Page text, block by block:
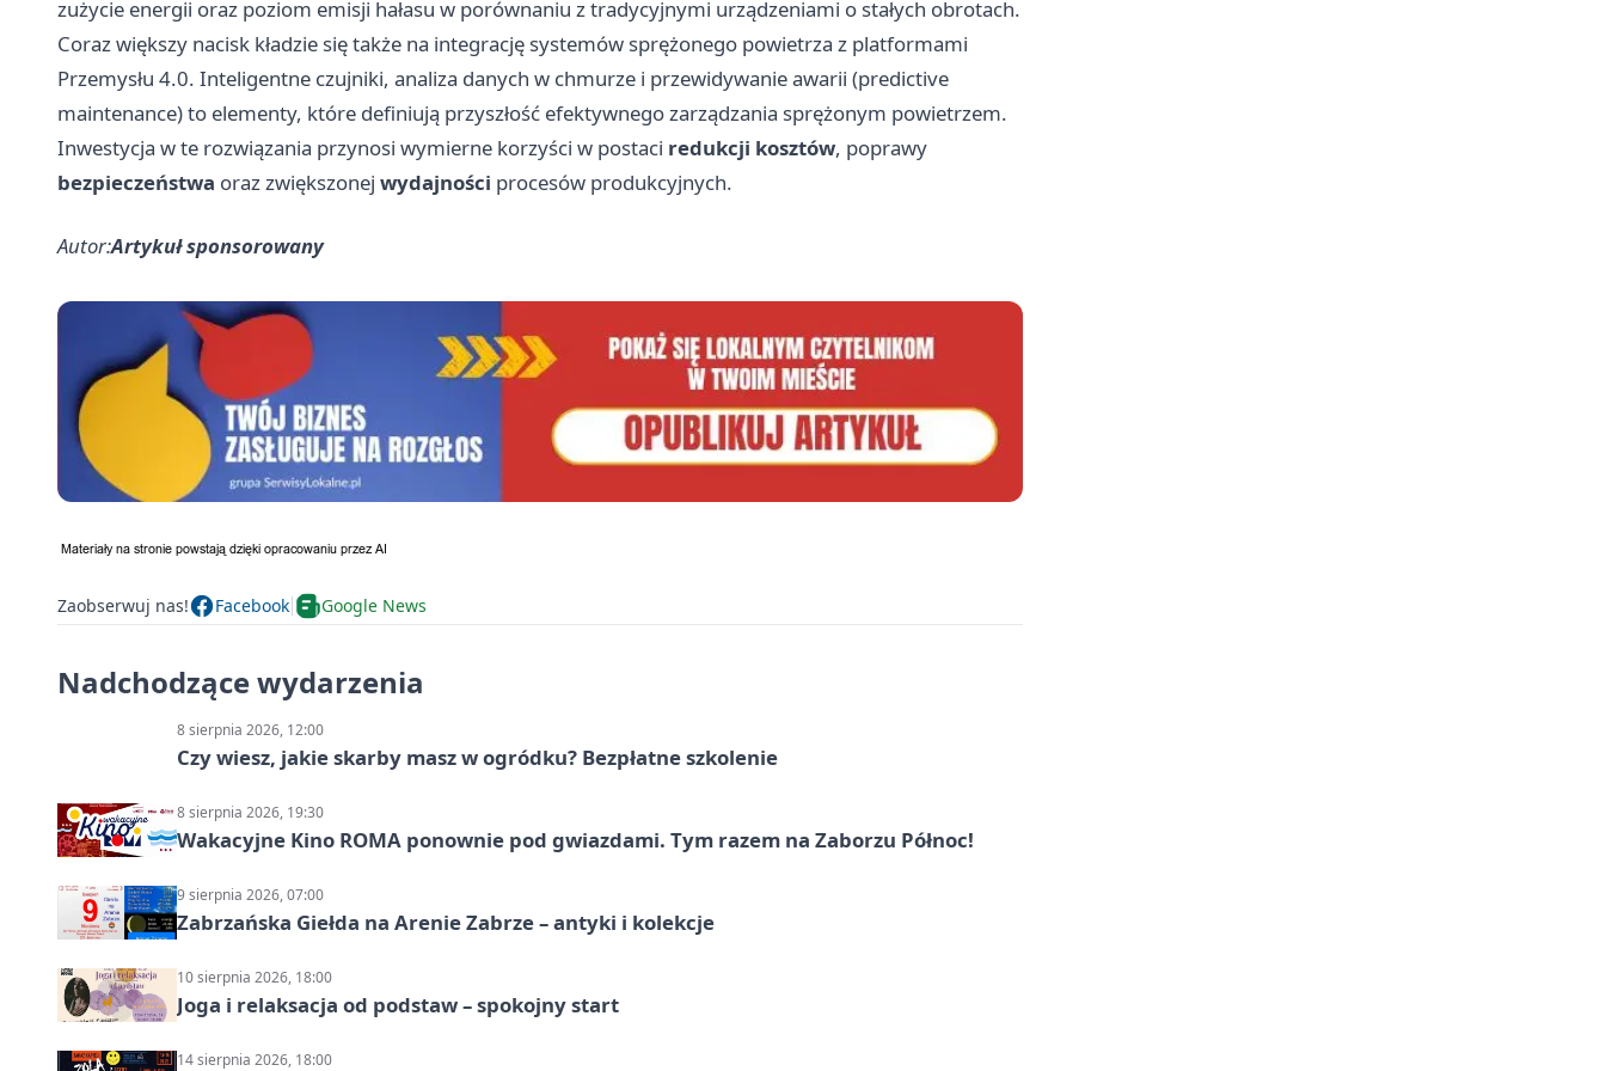
zużycie energii oraz poziom emisji hałasu w porównaniu z tradycyjnymi urządzeniami o stałych obrotach.
Coraz większy nacisk kładzie się także na integrację systemów sprężonego powietrza z platformami
Przemysłu 4.0. Inteligentne czujniki, analiza danych w chmurze i przewidywanie awarii (predictive
maintenance) to elementy, które definiują przyszłość efektywnego zarządzania sprężonym powietrzem.
Inwestycja w te rozwiązania przynosi wymierne korzyści w postaci redukcji kosztów, poprawy
bezpieczeństwa oraz zwiększonej wydajności procesów produkcyjnych.
Autor:Artykuł sponsorowany
Zaobserwuj nas! Facebook Google News
Nadchodzące wydarzenia
8 sierpnia 2026, 12:00
Czy wiesz, jakie skarby masz w ogródku? Bezpłatne szkolenie
8 sierpnia 2026, 19:30
Wakacyjne Kino ROMA ponownie pod gwiazdami. Tym razem na Zaborzu Północ!
9 sierpnia 2026, 07:00
Zabrzańska Giełda na Arenie Zabrze – antyki i kolekcje
10 sierpnia 2026, 18:00
Joga i relaksacja od podstaw – spokojny start
14 sierpnia 2026, 18:00